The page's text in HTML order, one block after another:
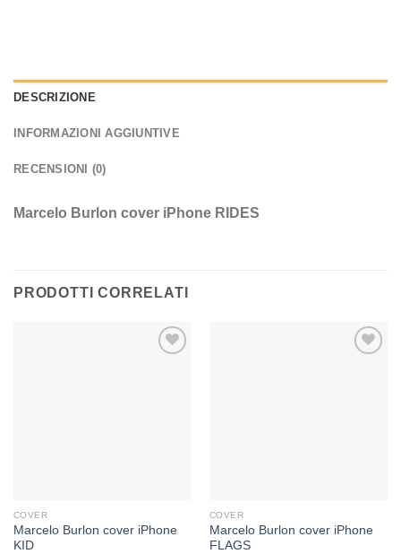
DESCRIZIONE
INFORMAZIONI AGGIUNTIVE
RECENSIONI (0)
Marcelo Burlon cover iPhone RIDES
PRODOTTI CORRELATI
COVER
Marcelo Burlon cover iPhone
KID
COVER
Marcelo Burlon cover iPhone
FLAGS